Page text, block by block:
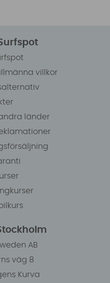
villkor
länder
AB
väg 8
Kurva